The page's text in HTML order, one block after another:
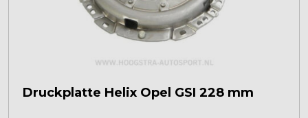
Druckplatte Helix Opel GSI 228 mm